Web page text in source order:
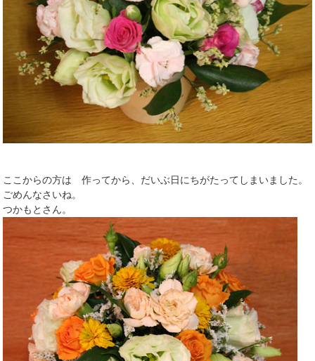
ここからの方は 作ってから、だいぶ日にちがたってしまいました。
ごめんなさいね。
つかもとさん。